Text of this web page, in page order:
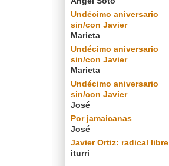
Undécimo aniversario
sin/con Javier
Marieta
Undécimo aniversario
sin/con Javier
Marieta
Undécimo aniversario
sin/con Javier
José
Por jamaicanas
José
Javier Ortiz: radical libre
iturri